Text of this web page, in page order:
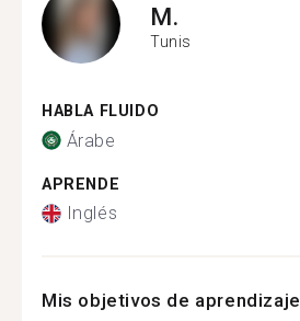
M.
Tunis
HABLA FLUIDO
Árabe
APRENDE
Inglés
Mis objetivos de aprendizaje